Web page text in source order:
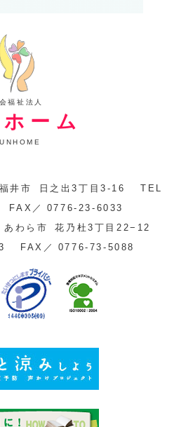
福祉法人
ーム
福井市 日之出3丁目3-16
TEL
FAX／
0776-23-6033
あわら市
花乃杜3丁目22−12
FAX／ 0776-73-5088